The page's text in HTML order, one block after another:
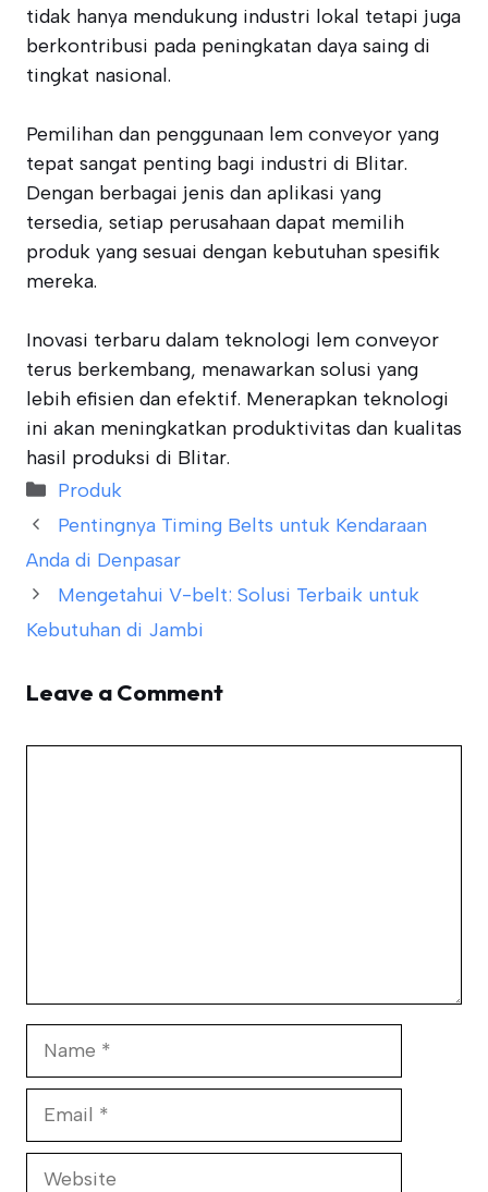
tidak hanya mendukung industri lokal tetapi juga
berkontribusi pada peningkatan daya saing di
tingkat nasional.
Pemilihan dan penggunaan lem conveyor yang
tepat sangat penting bagi industri di Blitar.
Dengan berbagai jenis dan aplikasi yang
tersedia, setiap perusahaan dapat memilih
produk yang sesuai dengan kebutuhan spesifik
mereka.
Inovasi terbaru dalam teknologi lem conveyor
terus berkembang, menawarkan solusi yang
lebih efisien dan efektif. Menerapkan teknologi
ini akan meningkatkan produktivitas dan kualitas
hasil produksi di Blitar.
Categories
Produk
Pentingnya Timing Belts untuk Kendaraan
Anda di Denpasar
Mengetahui V-belt: Solusi Terbaik untuk
Kebutuhan di Jambi
Leave a Comment
Website